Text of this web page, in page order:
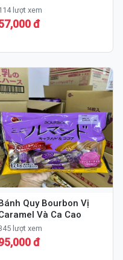
lượt xem
đ
Bánh Quy Bourbon Vị
Và Ca Cao
lượt xem
đ